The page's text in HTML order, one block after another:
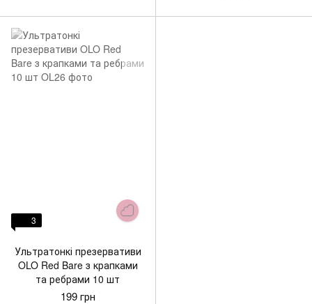
3
Ультратонкі презервативи
OLO Red Bare з крапками
та ребрами 10 шт
199 грн